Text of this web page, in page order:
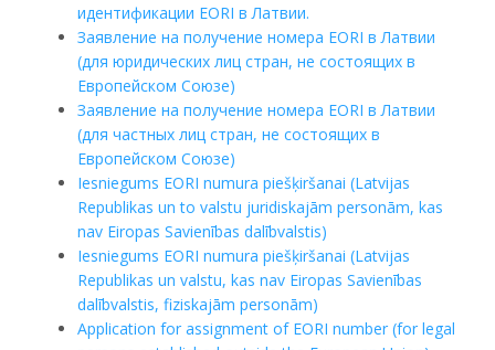
идентификации EORI в Латвии.
Заявление на получение номера EORI в Латвии
(для юридических лиц стран, не состоящих в
Европейском Союзе)
Заявление на получение номера EORI в Латвии
(для частных лиц стран, не состоящих в
Европейском Союзе)
Iesniegums EORI numura piešķiršanai (Latvijas
Republikas un to valstu juridiskajām personām, kas
nav Eiropas Savienības dalībvalstis)
Iesniegums EORI numura piešķiršanai (Latvijas
Republikas un valstu, kas nav Eiropas Savienības
dalībvalstis, fiziskajām personām)
Application for assignment of EORI number (for legal